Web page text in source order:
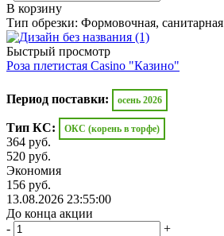
В корзину
Тип обрезки: Формовочная, санитарная
Быстрый просмотр
Роза плетистая Casino "Казино"
Период поставки: осень 2026
Тип КС: ОКС (корень в торфе)
364 руб.
520 руб.
Экономия
156 руб.
13.08.2026 23:55:00
До конца акции
-
+